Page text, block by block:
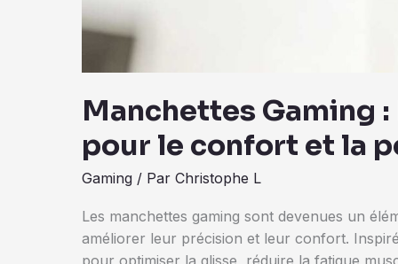
Manchettes Gaming
pour le confort et la
Gaming / Par Christophe L
Les manchettes gaming sont devenues un
améliorer leur précision et leur confort.